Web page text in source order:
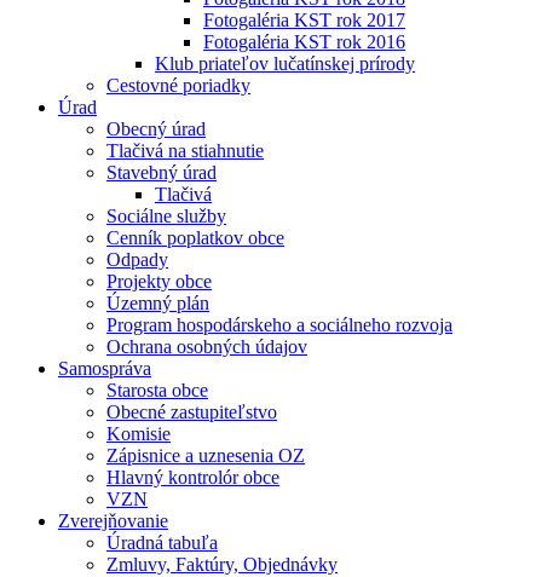
Fotogaléria KST rok 2017
Fotogaléria KST rok 2016
Klub priateľov lučatínskej prírody
Cestovné poriadky
Úrad
Obecný úrad
Tlačivá na stiahnutie
Stavebný úrad
Tlačivá
Sociálne služby
Cenník poplatkov obce
Odpady
Projekty obce
Územný plán
Program hospodárskeho a sociálneho rozvoja
Ochrana osobných údajov
Samospráva
Starosta obce
Obecné zastupiteľstvo
Komisie
Zápisnice a uznesenia OZ
Hlavný kontrolór obce
VZN
Zverejňovanie
Úradná tabuľa
Zmluvy, Faktúry, Objednávky